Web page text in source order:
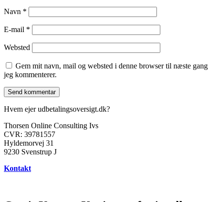
Navn *
E-mail *
Websted
Gem mit navn, mail og websted i denne browser til næste gang
jeg kommenterer.
Hvem ejer udbetalingsoversigt.dk?
Thorsen Online Consulting Ivs
CVR: 39781557
Hyldemorvej 31
9230 Svenstrup J
Kontakt